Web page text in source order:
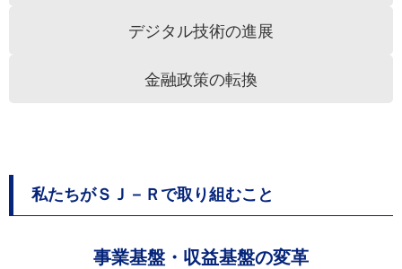
デジタル技術の進展
金融政策の転換
私たちがＳＪ－Ｒで取り組むこと
事業基盤・収益基盤の変革